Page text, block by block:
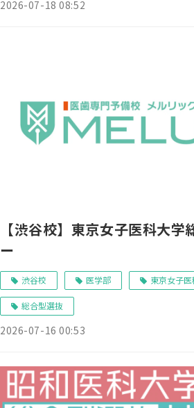
2026-07-18 08:52
【渋谷校】東京女子医科大
ー
渋谷校 医学部 東京女子
総合型選抜
2026-07-16 00:53